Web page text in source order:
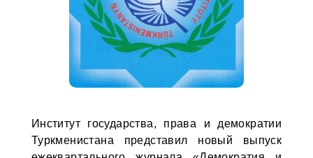
Институт государства, права и демократии
Туркменистана представил новый выпуск